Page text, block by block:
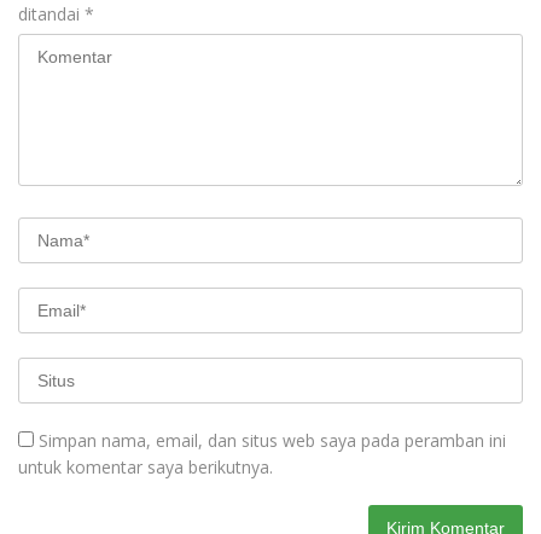
ditandai *
Simpan nama, email, dan situs web saya pada peramban ini
untuk komentar saya berikutnya.